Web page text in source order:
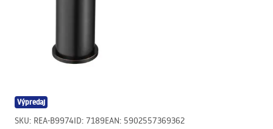
Výpredaj
SKU: REA-B9974ID: 7189EAN: 5902557369362